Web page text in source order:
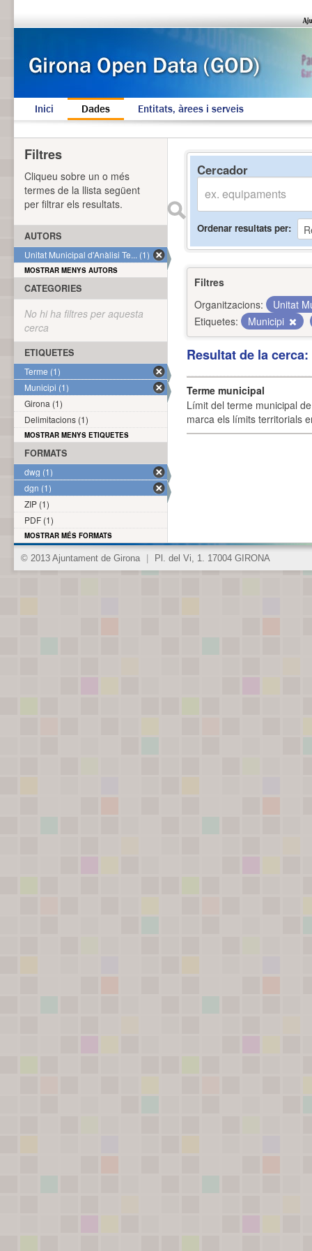
Inici Dades Entitats, àrees i serveis
Cercador
Ordenar resultats per
Filtres
Organitzacions:
Unitat
Etiquetes:
Municipi
Resultat de la
Terme municipal
Límit del terme municipal
marca els límits territorials
Filtres
Cliqueu sobre un o més
termes de la llista següent
per filtrar els resultats.
AUTORS
Unitat Municipal d'Anàlisi Te... (1)
MOSTRAR MENYS AUTORS
CATEGORIES
No hi ha filtres per aquesta
cerca
ETIQUETES
Terme (1)
Municipi (1)
Girona (1)
Delimitacions (1)
MOSTRAR MENYS ETIQUETES
FORMATS
dwg (1)
dgn (1)
ZIP (1)
PDF (1)
MOSTRAR MÉS FORMATS
© 2013 Ajuntament de Girona Pl. del Vi, 1. 17004 GIRONA